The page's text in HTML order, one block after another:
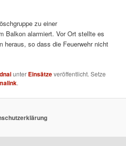
zu einer
Balkon alarmiert. Vor Ort stellte es
heraus, so dass die Feuerwehr nicht
unter Einsätzeveröffentlicht. Setze
.